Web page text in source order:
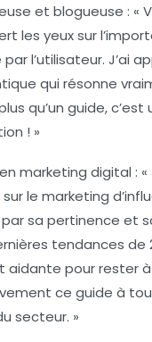
et blogueuse : «
les yeux sur
l’utilisateur. J’ai
qui résonne
qu’un guide,
! »
marketing digital : «
le marketing
sa pertinence et
tendances de
aidante pour rester
ce guide à
secteur. »